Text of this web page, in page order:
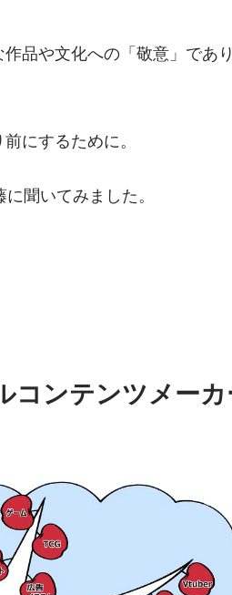
品や文化への「敬意」であ
にするために。
聞いてみました。
ンテンツメーカ